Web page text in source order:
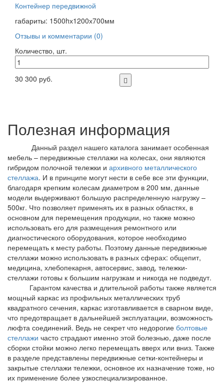
Контейнер передвижной
габариты: 1500hх1200х700мм
Отзывы и комментарии (0)
Количество, шт.
30 300 руб.
Полезная информация
Данный раздел нашего каталога занимает особенная
мебель – передвижные стеллажи на колесах, они являются
гибридом полочной тележки и архивного металлического
стеллажа. И в принципе могут нести в себе все эти функции,
благодаря крепким колесам диаметром в 200 мм, данные
модели выдерживают большую распределенную нагрузку –
500кг. Что позволяет применять их в разных областях, в
основном для перемещения продукции, но также можно
использовать его для размещения ремонтного или
диагностического оборудования, которое необходимо
перемещать к месту работы. Поэтому данные передвижные
стеллажи можно использовать в разных сферах: общепит,
медицина, хлебопекарня, автосервис, завод, тележки-
стеллажи готовы к большим нагрузкам и никогда не подведут.
Гарантом качества и длительной работы также является
мощный каркас из профильных металлических труб
квадратного сечения, каркас изготавливается в сварном виде,
что предотвращает в дальнейшей эксплуатации, возможность
люфта соединений. Ведь не секрет что недорогие болтовые
стеллажи часто страдают именно этой болезнью, даже после
сборки стойки можно легко перемещать вверх или вниз. Также
в разделе представлены передвижные сетки-контейнеры и
закрытые стеллажи тележки, основное их назначение тоже, но
их применение более узкоспециализированное.